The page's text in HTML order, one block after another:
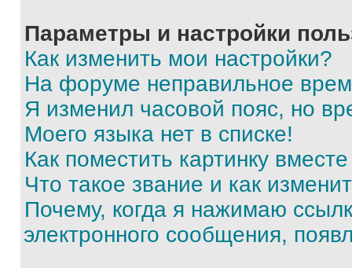
Параметры и настройки
Как изменить мои настройки?
На форуме неправильное
Я изменил часовой пояс, но
Моего языка нет в списке!
Как поместить картинку
Что такое звание и как
Почему, когда я нажимаю
электронного сообщения,